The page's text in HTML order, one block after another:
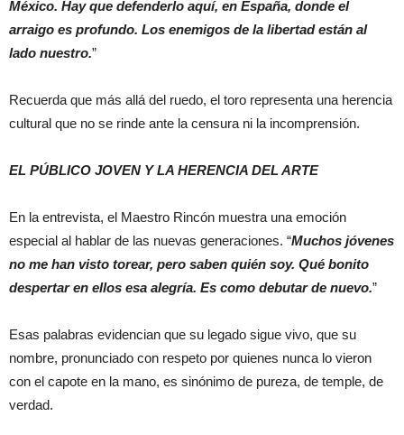
México. Hay que defenderlo aquí, en España, donde el
arraigo es profundo. Los enemigos de la libertad están al
lado nuestro.”
Recuerda que más allá del ruedo, el toro representa una herencia
cultural que no se rinde ante la censura ni la incomprensión.
EL PÚBLICO JOVEN Y LA HERENCIA DEL ARTE
En la entrevista, el Maestro Rincón muestra una emoción
especial al hablar de las nuevas generaciones. “Muchos jóvenes
no me han visto torear, pero saben quién soy. Qué bonito
despertar en ellos esa alegría. Es como debutar de nuevo.”
Esas palabras evidencian que su legado sigue vivo, que su
nombre, pronunciado con respeto por quienes nunca lo vieron
con el capote en la mano, es sinónimo de pureza, de temple, de
verdad.